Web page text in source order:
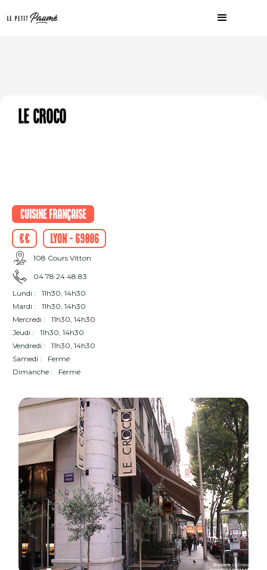
Le Croco
Cuisine française
€€
Lyon - 69006
108 Cours Vitton
04 78 24 48 83
Lundi :
11h30, 14h30
Mardi :
11h30, 14h30
Mercredi :
11h30, 14h30
Jeudi :
11h30, 14h30
Vendredi :
11h30, 14h30
Samedi :
Fermé
Dimanche :
Fermé